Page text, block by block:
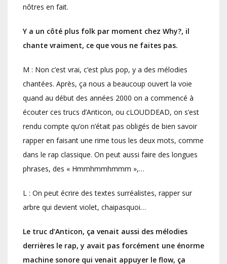
nôtres en fait.
Y a un côté plus folk par moment chez Why?, il
chante vraiment, ce que vous ne faites pas.
M : Non c’est vrai, c’est plus pop, y a des mélodies
chantées. Après, ça nous a beaucoup ouvert la voie
quand au début des années 2000 on a commencé à
écouter ces trucs d’Anticon, ou cLOUDDEAD, on s’est
rendu compte qu’on n’était pas obligés de bien savoir
rapper en faisant une rime tous les deux mots, comme
dans le rap classique. On peut aussi faire des longues
phrases, des « Hmmhmmhmmm »,…
L : On peut écrire des textes surréalistes, rapper sur
arbre qui devient violet, chaipasquoi…
Le truc d’Anticon, ça venait aussi des mélodies
derrières le rap, y avait pas forcément une énorme
machine sonore qui venait appuyer le flow, ça